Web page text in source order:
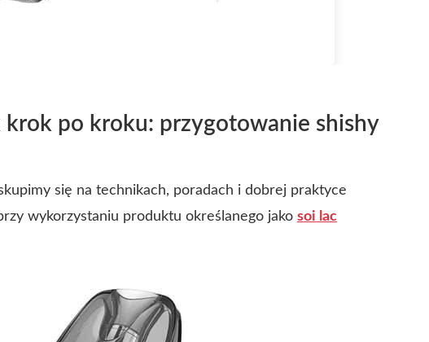
po kroku: przygotowanie shishy
się na technikach, poradach i dobrej praktyce
wykorzystaniu produktu określanego jako soi lac